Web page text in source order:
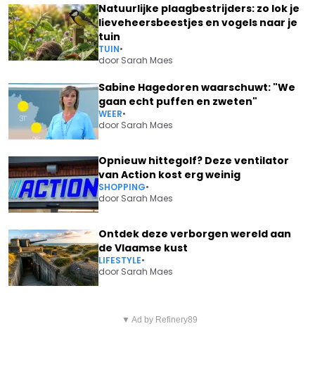
Natuurlijke plaagbestrijders: zo lok je
lieveheersbeestjes en vogels naar je
tuin
TUIN•
door Sarah Maes
Sabine Hagedoren waarschuwt: "We
gaan echt puffen en zweten"
WEER•
door Sarah Maes
Opnieuw hittegolf? Deze ventilator
van Action kost erg weinig
SHOPPING•
door Sarah Maes
Ontdek deze verborgen wereld aan
de Vlaamse kust
LIFESTYLE•
door Sarah Maes
BELANGRIJK NIEUWS VOOR
▼ Ad by Refinery89